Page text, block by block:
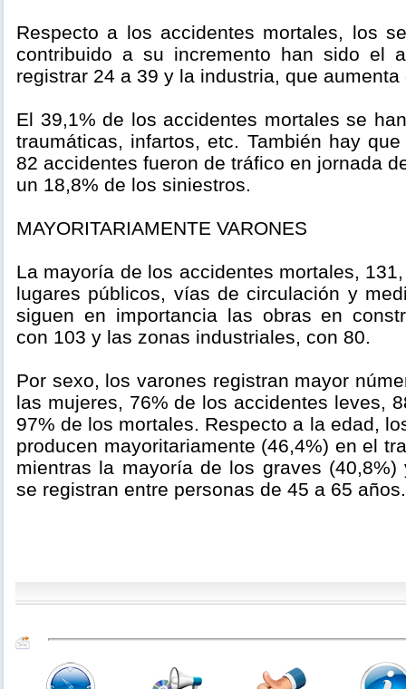
Respecto a los accidentes mortales, los
contribuido a su incremento han sido el
registrar 24 a 39 y la industria, que aumenta
El 39,1% de los accidentes mortales se
traumáticas, infartos, etc. También hay
82 accidentes fueron de tráfico en jornada
un 18,8% de los siniestros.
MAYORITARIAMENTE VARONES
La mayoría de los accidentes mortales,
lugares públicos, vías de circulación y
siguen en importancia las obras en
con 103 y las zonas industriales, con 80.
Por sexo, los varones registran mayor
las mujeres, 76% de los accidentes leves,
97% de los mortales. Respecto a la edad,
producen mayoritariamente (46,4%) en el
mientras la mayoría de los graves
se registran entre personas de 45 a 65 años.